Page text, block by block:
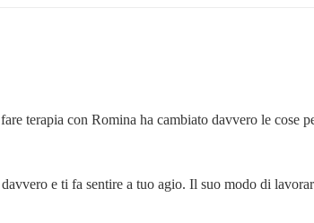
terapia con Romina ha cambiato davvero le cose
e ti fa sentire a tuo agio. Il suo modo di